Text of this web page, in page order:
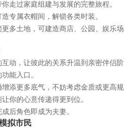
走过家庭组建与发展的完整旅程。
专属衣帽间，解锁各类时装。
多土地，可建造商店、公园、娱乐场
动，让彼此的关系升温到亲密伴侣阶
能入口。
添更多底气，不妨考虑金质或更高规
你的心意传递得更到位。
后角色即成为夫妻。
拟市民